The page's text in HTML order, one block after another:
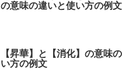
の意味の違いと使い方の例文
【昇華】と【消化】の意味
い方の例文